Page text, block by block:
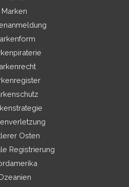
Marken
Osten
Registrierung